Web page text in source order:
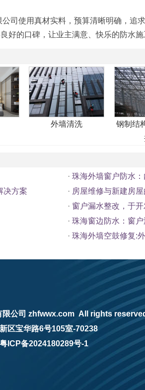
司使用真材实料，预算清晰明确，追
好的口碑，让业主满意、快乐的防水施
外墙清洗
钢制结
· 珠海外墙窗户防水
决方案 · 房屋维修与新建房
· 窗户漏水整改，于
· 珠海窗边防水：窗户
· 珠海外墙空鼓修复:
公司 zhfwwx.com All rights
区宝华路6号105室-70238
粤ICP备2024180289号-1